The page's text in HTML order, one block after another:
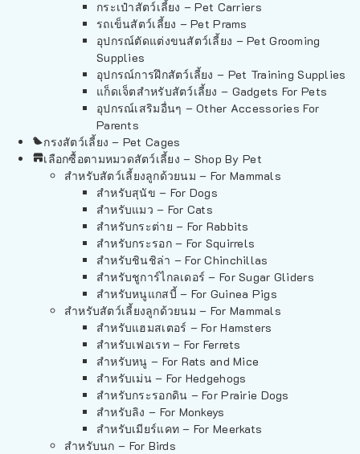
กระเป๋าสัตว์เลี้ยง – Pet Carriers
รถเข็นสัตว์เลี้ยง – Pet Prams
อุปกรณ์ตัดแต่งขนสัตว์เลี้ยง – Pet Grooming
Supplies
อุปกรณ์การฝึกสัตว์เลี้ยง – Pet Training Supplies
แก็ดเจ็ตสำหรับสัตว์เลี้ยง – Gadgets For Pets
อุปกรณ์เสริมอื่นๆ – Other Accessories For
Parents
กรงสัตว์เลี้ยง – Pet Cages
เลือกซื้อตามหมวดสัตว์เลี้ยง – Shop By Pet
สำหรับสัตว์เลี้ยงลูกด้วยนม – For Mammals
สำหรับสุนัข – For Dogs
สำหรับแมว – For Cats
สำหรับกระต่าย – For Rabbits
สำหรับกระรอก – For Squirrels
สำหรับชินชิล่า – For Chinchillas
สำหรับชูการ์ไกลเดอร์ – For Sugar Gliders
สำหรับหนูแกสบี้ – For Guinea Pigs
สำหรับสัตว์เลี้ยงลูกด้วยนม – For Mammals
สำหรับแฮมสเตอร์ – For Hamsters
สำหรับเฟอเรท – For Ferrets
สำหรับหนู – For Rats and Mice
สำหรับเม่น – For Hedgehogs
สำหรับกระรอกดิน – For Prairie Dogs
สำหรับลิง – For Monkeys
สำหรับเมียร์แคท – For Meerkats
สำหรับนก – For Birds